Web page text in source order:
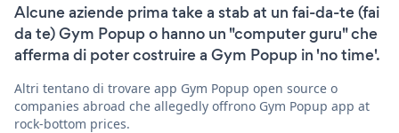
Alcune aziende prima take a stab at un fai-da-te (fai
da te) Gym Popup o hanno un "computer guru" che
afferma di poter costruire a Gym Popup in 'no time'.
Altri tentano di trovare app Gym Popup open source o
companies abroad che allegedly offrono Gym Popup app at
rock-bottom prices.